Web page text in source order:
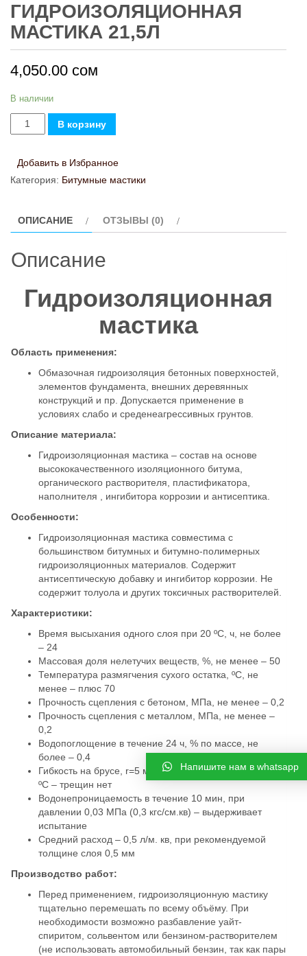
ГИДРОИЗОЛЯЦИОННАЯ
МАСТИКА 21,5Л
4,050.00 сом
В наличии
Количество
товара
В корзину
Добавить в Избранное
Категория: Битумные мастики
ОПИСАНИЕ ОТЗЫВЫ (0)
Описание
Гидроизоляционная
мастика
Область применения:
Обмазочная гидроизоляция бетонных поверхностей,
элементов фундамента, внешних деревянных
конструкций и пр. Допускается применение в
условиях слабо и среденеагрессивных грунтов.
Описание материала:
Гидроизоляционная мастика – состав на основе
высококачественного изоляционного битума,
органического растворителя, пластификатора,
наполнителя , ингибитора коррозии и антисептика.
Особенности:
Гидроизоляционная мастика совместима с
большинством битумных и битумно-полимерных
гидроизоляционных материалов. Содержит
антисептическую добавку и ингибитор коррозии. Не
содержит толуола и других токсичных растворителей.
Характеристики:
Время высыхания одного слоя при 20 ºС, ч, не более
– 24
Массовая доля нелетучих веществ, %, не менее – 50
Температура размягчения сухого остатка, ºС, не
менее – плюс 70
Прочность сцепления с бетоном, МПа, не менее – 0,2
Прочность сцепления с металлом, МПа, не менее –
0,2
Водопоглощение в течение 24 ч, % по массе, не
более – 0,4
Гибкость на брусе, r=5 мм, при температуре минус 5
ºС – трещин нет
Водонепроницаемость в течение 10 мин, при
давлении 0,03 МПа (0,3 кгс/см.кв) – выдерживает
испытание
Средний расход – 0,5 л/м. кв, при рекомендуемой
толщине слоя 0,5 мм
Производство работ:
Перед применением, гидроизоляционную мастику
тщательно перемешать по всему объёму. При
необходимости возможно разбавление уайт-
спиритом, сольвентом или бензином-растворителем
(не использовать автомобильный бензин, так как пары
Напишите нам в whatsapp